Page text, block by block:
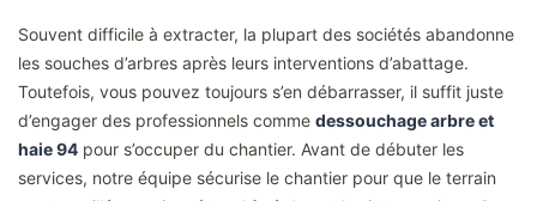
Souvent difficile à extracter, la plupart des sociétés abandonne
les souches d’arbres après leurs interventions d’abattage.
Toutefois, vous pouvez toujours s’en débarrasser, il suffit juste
d’engager des professionnels comme dessouchage arbre et
haie 94 pour s’occuper du chantier. Avant de débuter les
services, notre équipe sécurise le chantier pour que le terrain